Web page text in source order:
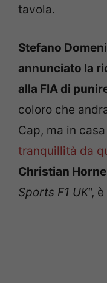
tavola.
Stefano
annunciato la
alla FIA di
coloro che
Cap, ma in casa
tranquillità da
Christian
Sports F1 UK“,